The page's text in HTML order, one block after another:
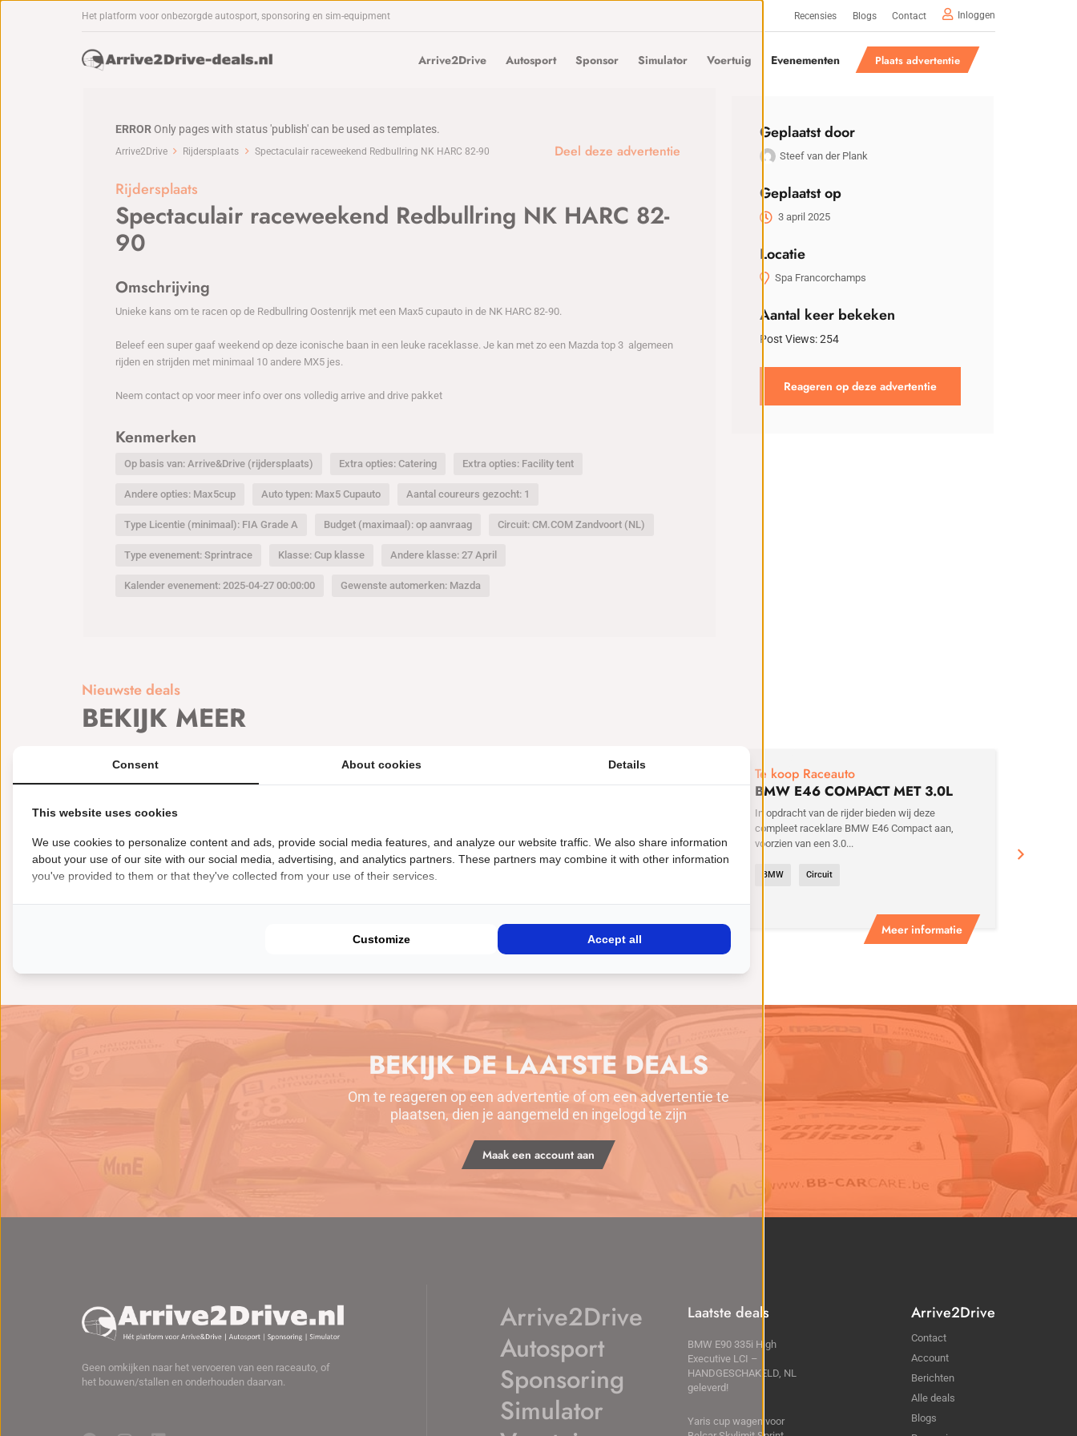
Het platform voor onbezorgde autosport, sponsoring en sim-equipment Recensies Blogs Contact Inloggen
Arrive2Drive Autosport Sponsor Simulator Voertuig Evenementen Plaats advertentie
ERROR Only pages with status 'publish' can be used as templates.
Arrive2Drive Rijdersplaats Spectaculair raceweekend Redbullring NK HARC 82-90 Deel deze advertentie
Rijdersplaats
Spectaculair raceweekend Redbullring NK HARC 82-
90
Omschrijving
Unieke kans om te racen op de Redbullring Oostenrijk met een Max5 cupauto in de NK HARC 82-90.
Beleef een super gaaf weekend op deze iconische baan in een leuke raceklasse. Je kan met zo een Mazda top 3 algemeen
rijden en strijden met minimaal 10 andere MX5 jes.
Neem contact op voor meer info over ons volledig arrive and drive pakket
Kenmerken
Op basis van: Arrive&Drive (rijdersplaats) Extra opties: Catering Extra opties: Facility tent
Andere opties: Max5cup Auto typen: Max5 Cupauto Aantal coureurs gezocht: 1
Type Licentie (minimaal): FIA Grade A Budget (maximaal): op aanvraag Circuit: CM.COM Zandvoort (NL)
Type evenement: Sprintrace Klasse: Cup klasse Andere klasse: 27 April
Kalender evenement: 2025-04-27 00:00:00 Gewenste automerken: Mazda
Geplaatst door
Steef van der Plank
Geplaatst op
3 april 2025
Locatie
Spa Francorchamps
Aantal keer bekeken
Post Views:254
Reageren op deze advertentie
Nieuwste deals
BEKIJK MEER
35000
Te koop Raceauto
BMW E46 M3 CUP
carbon dak M3 Cup voorbumper CSL
achterklep...
21500
Meer informatie
Te koop Raceauto
BMW E46 COMPACT MET 3.0L
MOTOR
In opdracht van de rijder bieden wij deze
compleet raceklare BMW E46 Compact aan,
voorzien van een 3.0...
BMW Circuit
BEKIJK DE LAATSTE DEALS
Om te reageren op een advertentie of om een advertentie te
plaatsen, dien je aangemeld en ingelogd te zijn
Maak een account aan
Geen omkijken naar het vervoeren van een raceauto, of
het bouwen/stallen en onderhouden daarvan.
Arrive2Drive
Autosport
Sponsoring
Simulator
Laatste deals
BMW E90 335i High
Executive LCI –
HANDGESCHAKELD, NL
geleverd!
Yaris cup wagen voor
Arrive2Drive
Contact
Account
Berichten
Alle deals
Blogs
Consent About cookies Details
This website uses cookies
We use cookies to personalize content and ads, provide social media features, and analyze our website traffic. We also share information
about your use of our site with our social media, advertising, and analytics partners. These partners may combine it with other information
you've provided to them or that they've collected from your use of their services.
Customize Accept all